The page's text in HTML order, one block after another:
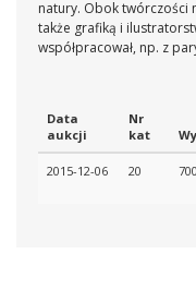
natury. Obok twórczości
także grafiką i
współpracował, np. z
Data
aukcji
Nr
kat
2015-12-06 20